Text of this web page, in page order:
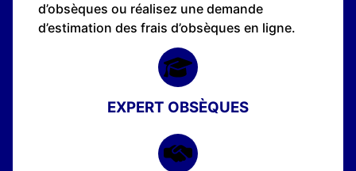
d’obsèques ou réalisez une demande
d’estimation des frais d’obsèques en ligne.
EXPERT OBSÈQUES